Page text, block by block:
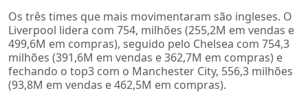
Os três times que mais movimentaram são ingleses. O
Liverpool lidera com 754, milhões (255,2M em vendas e
499,6M em compras), seguido pelo Chelsea com 754,3
milhões (391,6M em vendas e 362,7M em compras) e
fechando o top3 com o Manchester City, 556,3 milhões
(93,8M em vendas e 462,5M em compras).